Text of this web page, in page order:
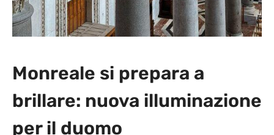
Monreale si prepara a
brillare: nuova illuminazione
per il duomo